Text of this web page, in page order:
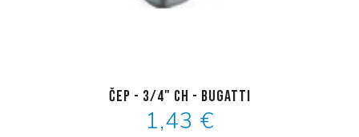
Čep - 3/4" CH - Bugatti
1,43 €